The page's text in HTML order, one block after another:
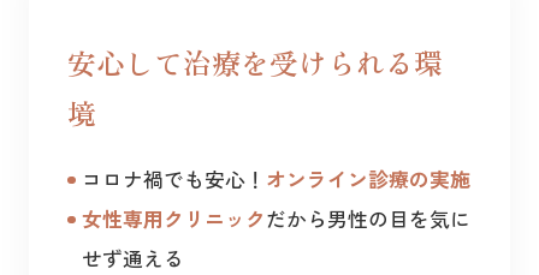
安心して治療を受けられる環
境
コロナ禍でも安心！ オンライン診療の実施
女性専用クリニックだから男性の目を気に
せず通える